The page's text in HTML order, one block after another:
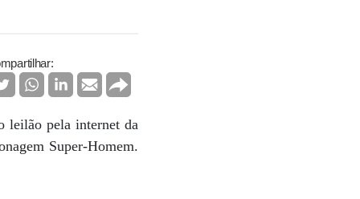
leilão pela internet da
Super-Homem.